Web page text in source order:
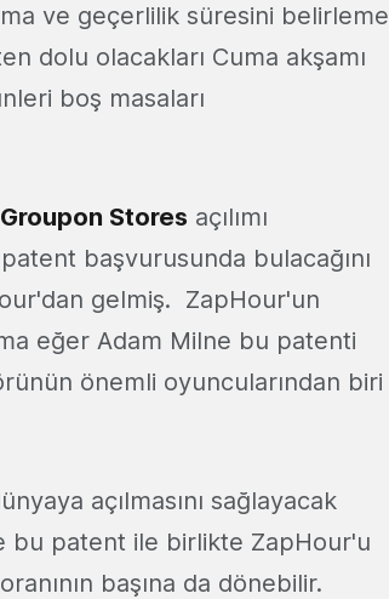
ve geçerlilik süresini belirleme
dolu olacakları Cuma akşamı
boş masaları
Groupon Stores açılımı
başvurusunda bulacağını
gelmiş. ZapHour'un
eğer Adam Milne bu patenti
önemli oyuncularından biri
açılmasını sağlayacak
bu patent ile birlikte ZapHour'u
başına da dönebilir.